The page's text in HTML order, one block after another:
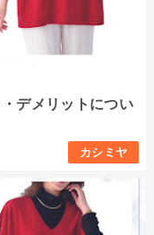
デメリットについ
カシミヤ